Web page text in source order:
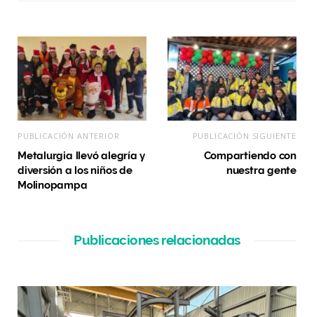
PUBLICACIÓN ANTERIOR
Metalurgia llevó alegría y
diversión a los niños de
Molinopampa
PUBLICACIÓN SIGUIENTE
Compartiendo con
nuestra gente
Publicaciones relacionadas